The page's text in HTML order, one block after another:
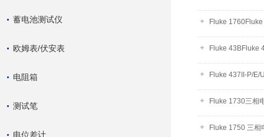
蓄电池测试仪
欧姆表/伏安表
电阻箱
测试笔
电位差计
Fluke
Fluke 43BFluke
Fluke 437II-P/E/
Fluke 1730三相
Fluke 1750 三相